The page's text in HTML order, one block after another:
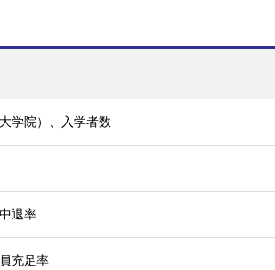
学院）、入学者数
退率
充足率